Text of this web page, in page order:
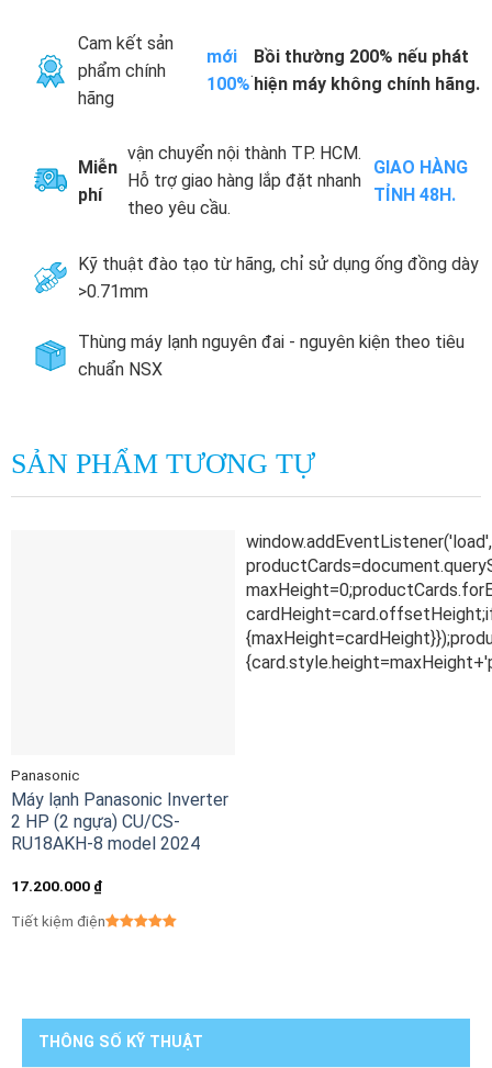
Cam kết sản
phẩm chính
hãng
mới
100%
.
Bồi thường 200% nếu phát
hiện máy không chính hãng.
Miễn
phí
vận chuyển nội thành TP. HCM.
Hỗ trợ giao hàng lắp đặt nhanh
theo yêu cầu.
GIAO HÀNG
TỈNH 48H.
Kỹ thuật đào tạo từ hãng, chỉ sử dụng ống đồng dày
>0.71mm
Thùng máy lạnh nguyên đai - nguyên kiện theo tiêu
chuẩn NSX
SẢN PHẨM TƯƠNG TỰ
Panasonic
Máy lạnh Panasonic Inverter
2 HP (2 ngựa) CU/CS-
RU18AKH-8 model 2024
17.200.000 ₫
Tiết kiệm điện
THÔNG SỐ KỸ THUẬT